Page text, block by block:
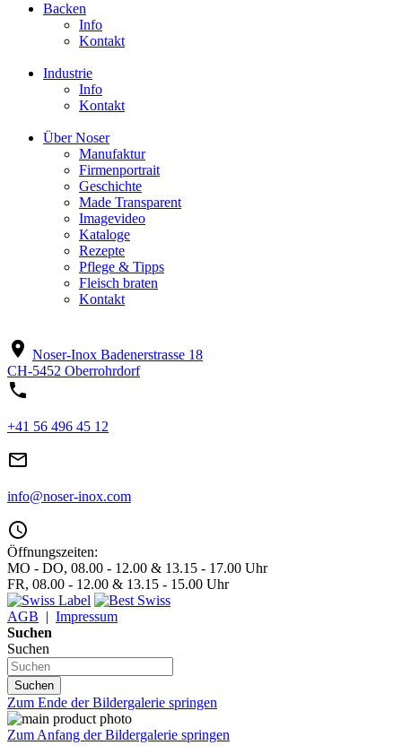
Backen
Info
Kontakt
Industrie
Info
Kontakt
Über Noser
Manufaktur
Firmenportrait
Geschichte
Made Transparent
Imagevideo
Kataloge
Rezepte
Pflege & Tipps
Fleisch braten
Kontakt
location_on Noser-Inox Badenerstrasse 18
CH-5452 Oberrohrdorf
phone
+41 56 496 45 12
mail_outline
info@noser-inox.com
access_time
Öffnungszeiten:
MO - DO, 08.00 - 12.00 & 13.15 - 17.00 Uhr
FR, 08.00 - 12.00 & 13.15 - 15.00 Uhr
AGB | Impressum
Suchen
Suchen
Suchen
Zum Ende der Bildergalerie springen
Zum Anfang der Bildergalerie springen